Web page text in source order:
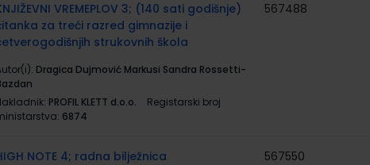
VREMEPLOV 3; (140 sati godišnje)
za treći razred gimnazije i
strukovnih škola
Dragica Dujmović Markusi Sandra Rossetti-
PROFIL KLETT d.o.o.
Registarski broj
6874
567488
NOTE 4; radna bilježnica 567550